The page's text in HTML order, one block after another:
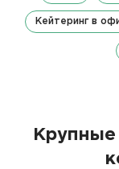
Кейтеринг в